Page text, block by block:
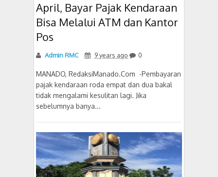
April, Bayar Pajak Kendaraan
Bisa Melalui ATM dan Kantor
Pos
Admin RMC 9 years ago 0
MANADO, RedaksiManado.Com -Pembayaran
pajak kendaraan roda empat dan dua bakal
tidak mengalami kesulitan lagi. Jika
sebelumnya banya...